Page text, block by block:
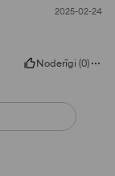
2025-02-24
Noderīgi (0)